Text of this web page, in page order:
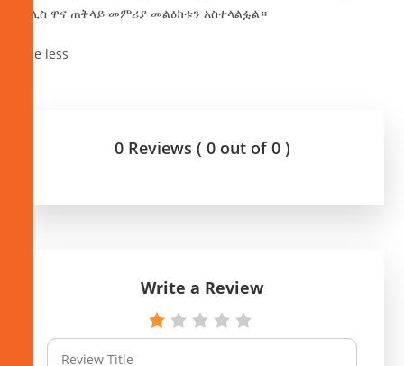
ፖሊስ ዋና ጠቅላይ መምሪያ መልዕክቱን አስተላልፏል።
See less
0 Reviews ( 0 out of 0 )
Write a Review